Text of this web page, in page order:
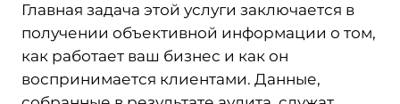
Главная задача этой услуги заключается в
получении объективной информации о том,
как работает ваш бизнес и как он
воспринимается клиентами. Данные,